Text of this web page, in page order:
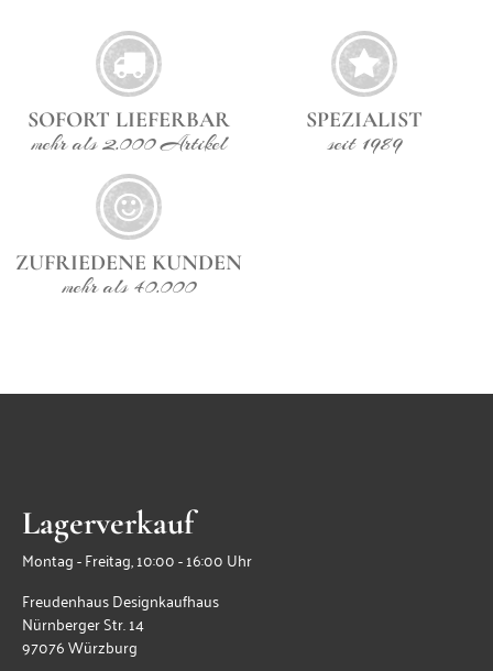
SOFORT LIEFERBAR
mehr als 2.000 Artikel
SPEZIALIST
seit 1989
ZUFRIEDENE KUNDEN
mehr als 40.000
Lagerverkauf
Montag - Freitag, 10:00 - 16:00 Uhr
Freudenhaus Designkaufhaus
Nürnberger Str. 14
97076 Würzburg